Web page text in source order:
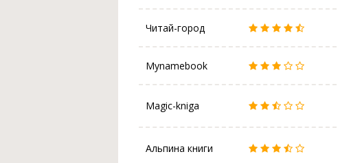
Читай-город
Mynamebook
Magic-kniga
Альпина книги